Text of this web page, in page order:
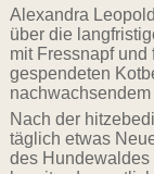
Alexandra
über die
mit Fressnapf und
gespendeten
Nach der
täglich etwas
des Hundewaldes